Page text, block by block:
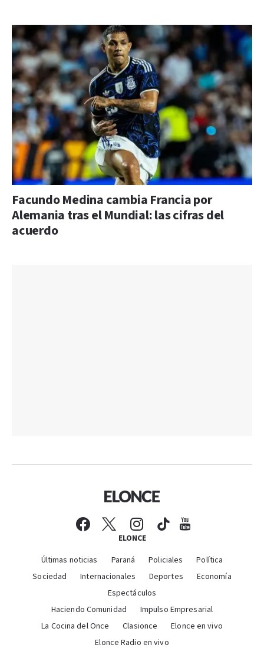
Facundo Medina cambia Francia por
Alemania tras el Mundial: las cifras del
acuerdo
ELONCE
Últimas noticias Paraná Policiales
Política
Sociedad
Internacionales Deportes
Economía
Espectáculos
Haciendo Comunidad
Impulso Empresarial
La Cocina del Once
Clasionce
Elonce en vivo
Elonce Radio en vivo